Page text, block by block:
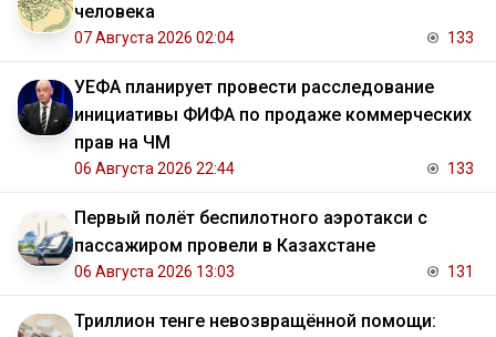
человека
07 Августа 2026 02:04 133
УЕФА планирует провести расследование
инициативы ФИФА по продаже коммерческих
прав на ЧМ
06 Августа 2026 22:44 133
Первый полёт беспилотного аэротакси с
пассажиром провели в Казахстане
06 Августа 2026 13:03 131
Триллион тенге невозвращённой помощи: